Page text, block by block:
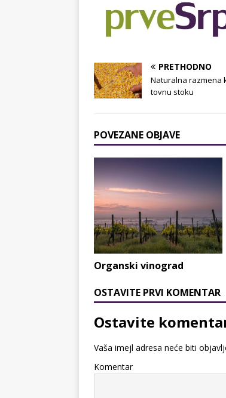
PRETHODNO
Naturalna razmena
tovnu stoku
POVEZANE OBJAVE
Organski vinograd
OSTAVITE PRVI KOMENTAR
Ostavite
Vaša imejl adresa neće biti
Komentar